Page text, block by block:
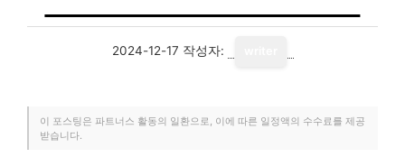
2024-12-17 작성자:
이 포스팅은 파트너스 활동의 일환으로, 이에 따른 일정액의 수수료를 제공
받습니다.